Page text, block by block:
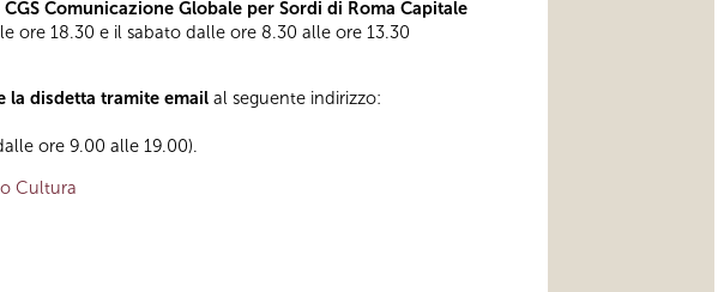
CGS Comunicazione Globale per Sordi di Roma Capitale
ore 18.30 e il sabato dalle ore 8.30 alle ore 13.30
la disdetta tramite email al seguente indirizzo:
ore 9.00 alle 19.00).
Cultura